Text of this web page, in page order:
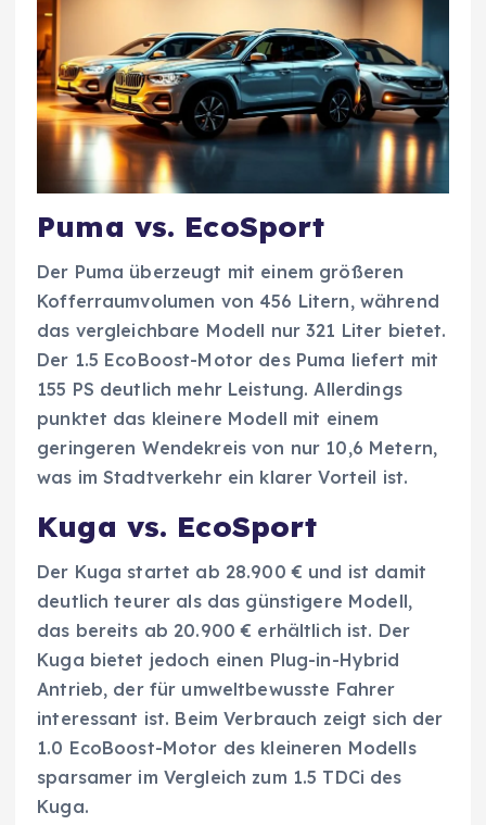
Puma vs. EcoSport
Der Puma überzeugt mit einem größeren
Kofferraumvolumen von 456 Litern, während
das vergleichbare Modell nur 321 Liter bietet.
Der 1.5 EcoBoost-Motor des Puma liefert mit
155 PS deutlich mehr Leistung. Allerdings
punktet das kleinere Modell mit einem
geringeren Wendekreis von nur 10,6 Metern,
was im Stadtverkehr ein klarer Vorteil ist.
Kuga vs. EcoSport
Der Kuga startet ab 28.900 € und ist damit
deutlich teurer als das günstigere Modell,
das bereits ab 20.900 € erhältlich ist. Der
Kuga bietet jedoch einen Plug-in-Hybrid
Antrieb, der für umweltbewusste Fahrer
interessant ist. Beim Verbrauch zeigt sich der
1.0 EcoBoost-Motor des kleineren Modells
sparsamer im Vergleich zum 1.5 TDCi des
Kuga.